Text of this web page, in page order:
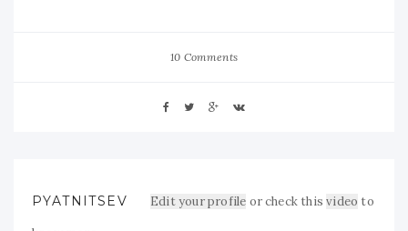
10 Comments
PYATNITSEV Edit your profile or check thisvideo to